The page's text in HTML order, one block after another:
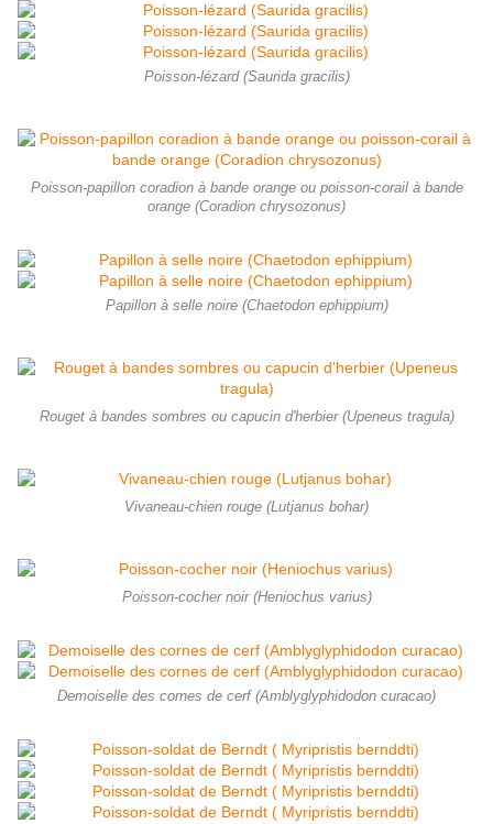
Poisson-lézard (Saurida gracilis)
Poisson-papillon coradion à bande orange ou poisson-corail à bande
orange (Coradion chrysozonus)
Papillon à selle noire (Chaetodon ephippium)
Rouget à bandes sombres ou capucin d'herbier (Upeneus tragula)
Vivaneau-chien rouge (Lutjanus bohar)
Poisson-cocher noir (Heniochus varius)
Demoiselle des cornes de cerf (Amblyglyphidodon curacao)